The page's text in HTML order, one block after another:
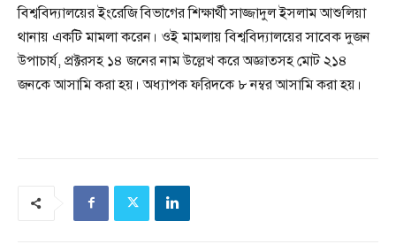
বিশ্ববিদ্যালয়ের ইংরেজি বিভাগের শিক্ষার্থী সাজ্জাদুল ইসলাম আশুলিয়া
থানায় একটি মামলা করেন। ওই মামলায় বিশ্ববিদ্যালয়ের সাবেক দুজন
উপাচার্য, প্রক্টরসহ ১৪ জনের নাম উল্লেখ করে অজ্ঞাতসহ মোট ২১৪
জনকে আসামি করা হয়। অধ্যাপক ফরিদকে ৮ নম্বর আসামি করা হয়।